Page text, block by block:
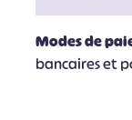
Modes de
bancaires et